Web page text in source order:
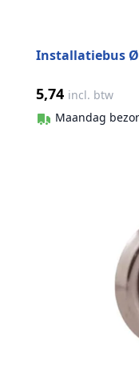
Installatiebus
5,74 incl. btw
Maandag